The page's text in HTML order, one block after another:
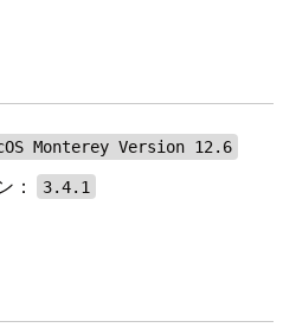
Monterey Version 12.6
： 3.4.1